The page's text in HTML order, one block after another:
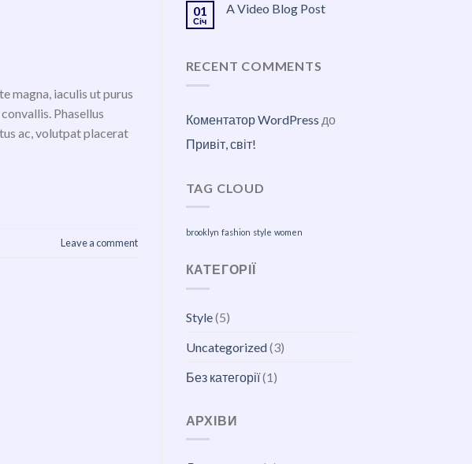
magna, iaculis ut purus
Phasellus
ac, volutpat placerat
Leave a comment
01
Січ
A Video Blog Post
RECENT COMMENTS
Коментатор WordPress до
Привіт, світ!
TAG CLOUD
brooklyn fashion style women
КАТЕГОРІЇ
Style(5)
Uncategorized(3)
Без категорії(1)
АРХІВИ